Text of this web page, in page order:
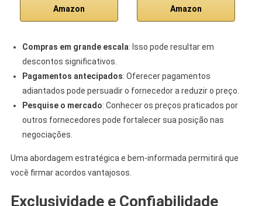
Amazon
Amazon
Compras em grande escala: Isso pode resultar em
descontos significativos.
Pagamentos antecipados: Oferecer pagamentos
adiantados pode persuadir o fornecedor a reduzir o preço.
Pesquise o mercado: Conhecer os preços praticados por
outros fornecedores pode fortalecer sua posição nas
negociações.
Uma abordagem estratégica e bem-informada permitirá que
você firmar acordos vantajosos.
Exclusividade e Confiabilidade